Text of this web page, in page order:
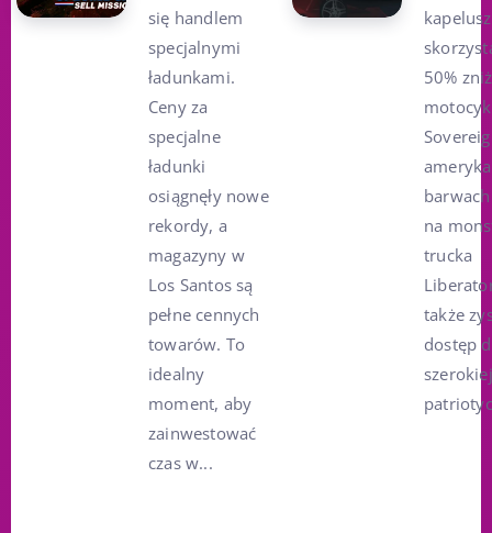
się handlem
specjalnymi
ładunkami.
Ceny za
specjalne
ładunki
osiągnęły nowe
rekordy, a
magazyny w
Los Santos są
pełne cennych
towarów. To
idealny
moment, aby
zainwestować
czas w...
50%
na
trucka
także
dostęp